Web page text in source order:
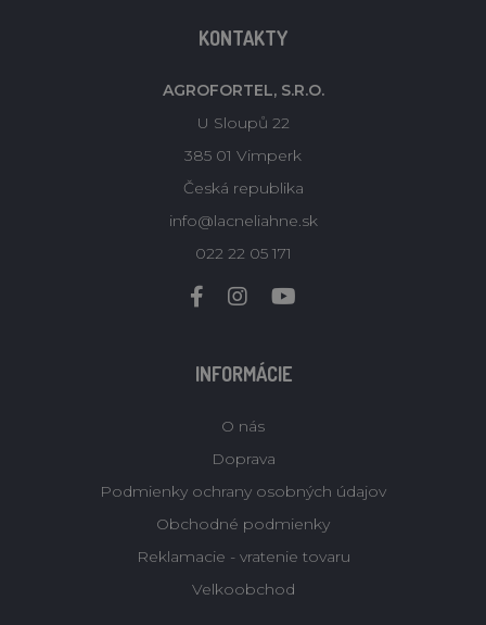
KONTAKTY
AGROFORTEL, S.R.O.
U Sloupů 22
385 01 Vimperk
Česká republika
info@lacneliahne.sk
022 22 05 171
INFORMÁCIE
O nás
Doprava
Podmienky ochrany osobných údajov
Obchodné podmienky
Reklamacie - vratenie tovaru
Velkoobchod